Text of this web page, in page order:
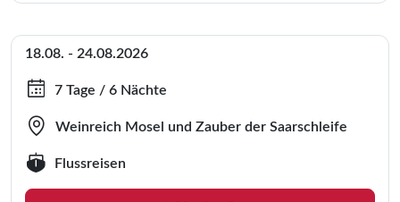
18.08. - 24.08.2026
7 Tage / 6 Nächte
Weinreich Mosel und Zauber der Saarschleife
Flussreisen